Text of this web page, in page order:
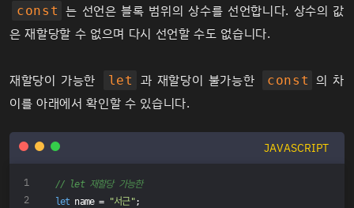
const 는 선언은 블록 범위의 상수를 선언합니다. 상수의 값
은 재할당할 수 없으며 다시 선언할 수도 없습니다.
재할당이 가능한 let 과 재할당이 불가능한 const 의 차
이를 아래에서 확인할 수 있습니다.
JAVASCRIPT
// let 재할당 가능한
let name = "서근";